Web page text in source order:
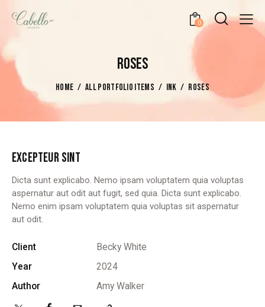
0
ROSES
HOME ALL PORTFOLIO ITEMS INK ROSES
EXCEPTEUR SINT
Dicta sunt explicabo. Nemo ipsam voluptatem quia voluptas
aspernatur aut odit aut fugit, sed quia. Dicta sunt explicabo.
Nemo enim ipsam voluptatem quia voluptas sit aspernatur
aut odit.
Client
Becky White
Year
2024
Author
Amy Walker